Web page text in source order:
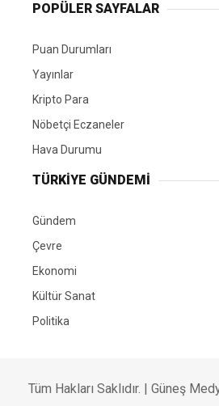
POPÜLER SAYFALAR
Puan Durumları
Yayınlar
Kripto Para
Nöbetçi Eczaneler
Hava Durumu
TÜRKIYE GÜNDEMI
Gündem
Çevre
Ekonomi
Kültür Sanat
Politika
Tüm Hakları Saklıdır. | Güneş